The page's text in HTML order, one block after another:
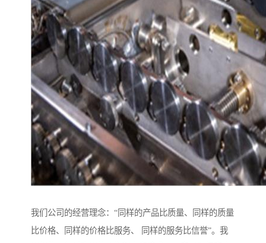
我们公司的经营理念：“同样的产品比质量、同样的质量
比价格、同样的价格比服务、 同样的服务比信誉”。我